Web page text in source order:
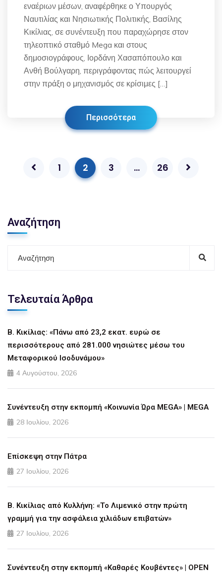
εναέριων μέσων, αναφέρθηκε ο Υπουργός
Ναυτιλίας και Νησιωτικής Πολιτικής, Βασίλης
Κικίλιας, σε συνέντευξη που παραχώρησε στον
τηλεοπτικό σταθμό Mega και στους
δημοσιογράφους, Ιορδάνη Χασαπόπουλο και
Ανθή Βούλγαρη, περιγράφοντας πώς λειτουργεί
στην πράξη ο μηχανισμός σε κρίσιμες […]
Περισσότερα
1 2 3 … 26
Αναζήτηση
Τελευταία Άρθρα
Β. Κικίλιας: «Πάνω από 23,2 εκατ. ευρώ σε
περισσότερους από 281.000 νησιώτες μέσω του
Μεταφορικού Ισοδυνάμου»
4 Αυγούστου, 2026
Συνέντευξη στην εκπομπή «Κοινωνία Ώρα MEGA» | MEGA
28 Ιουλίου, 2026
Επίσκεψη στην Πάτρα
27 Ιουλίου, 2026
Β. Κικίλιας από Κυλλήνη: «Το Λιμενικό στην πρώτη
γραμμή για την ασφάλεια χιλιάδων επιβατών»
27 Ιουλίου, 2026
Συνέντευξη στην εκπομπή «Καθαρές Κουβέντες» | OPEN